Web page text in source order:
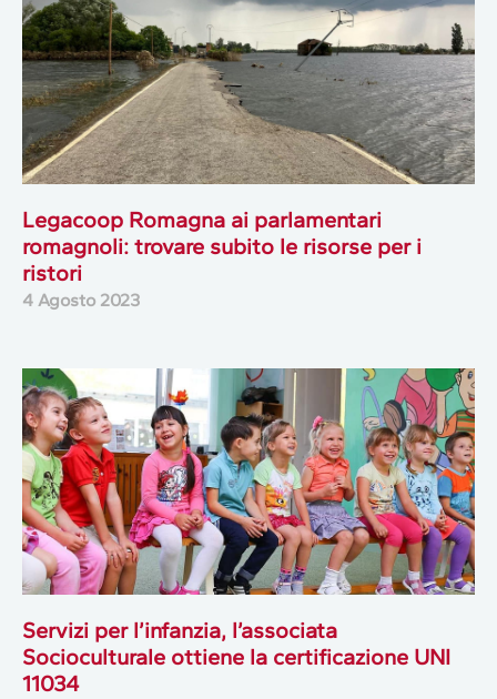
Legacoop Romagna ai parlamentari
romagnoli: trovare subito le risorse per i
ristori
4 Agosto 2023
Servizi per l’infanzia, l’associata
Socioculturale ottiene la certificazione UNI
11034